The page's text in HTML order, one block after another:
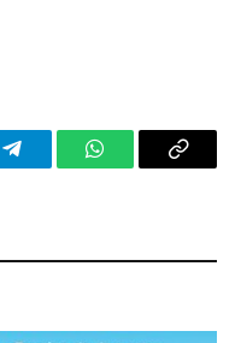
TelegramWhatsAppCopy